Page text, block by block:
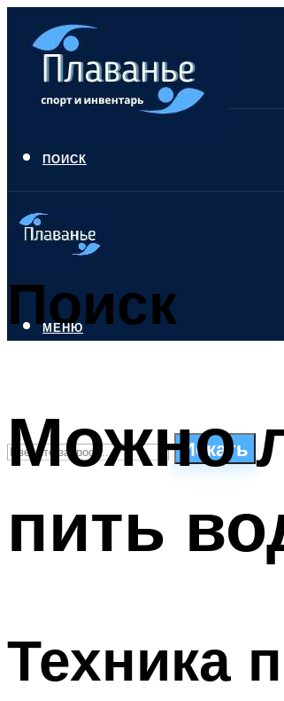
ПОИСК
Поиск
Искать
ПЛАВАНЬЕ ДЛЯ ДЕТЕЙ
ПЛАВАНЬЕ ДЛЯ ПОХУДЕНИЯ
МЕНЮ
МЕНЮ
Можно
пить
Техника